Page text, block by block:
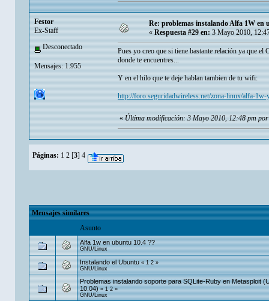
Festor
Ex-Staff
Desconectado
Mensajes: 1.955
Re: problemas instalando Alfa 1W en
« Respuesta #29 en: 3 Mayo 2010,
Pues yo creo que si tiene bastante relación ya que
donde te encuentres...
Y en el hilo que te deje hablan tambien de tu wifi:
http://foro.seguridadwireless.net/zona-linux/alfa-1w-
« Última modificación: 3 Mayo 2010, 12:48 pm
Páginas: 1 2 [3] 4
Mensajes similares
Asunto
Alfa 1w en ubuntu 10.4 ??
GNU/Linux
Instalando el Ubuntu «1 2»
GNU/Linux
Problemas instalando soporte para SQLite-Ruby en Metasploit
10.04) «1 2»
GNU/Linux